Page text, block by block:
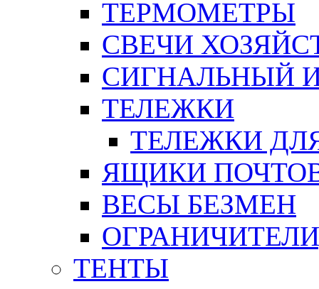
ТЕРМОМЕТРЫ
СВЕЧИ
СИГНАЛЬНЫЙ
ТЕЛЕЖКИ
ТЕЛЕЖКИ
ЯЩИКИ
ВЕСЫ БЕЗМЕН
ТЕНТЫ